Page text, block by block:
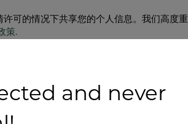
and never
可的情况下共享您的个人信息。我们高度重
策.
”链接即可。